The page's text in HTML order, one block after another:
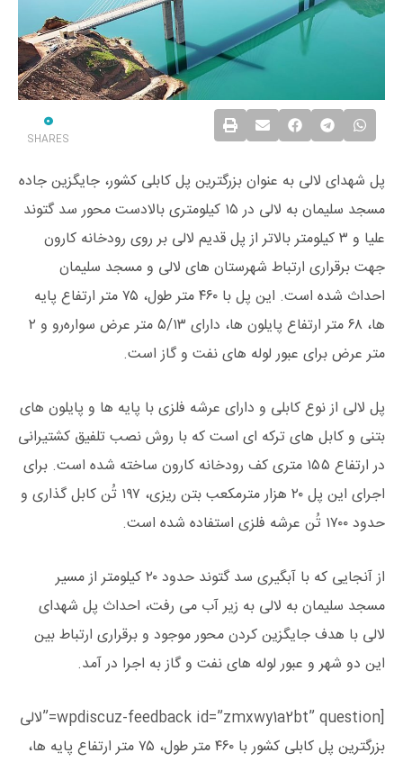
0
SHARES
پل شهدای لالی به عنوان بزرگترین پل کابلی کشور، جایگزین جاده
مسجد سلیمان به لالی در ۱۵ کیلومتری بالادست محور سد گتوند
علیا و ۳ کیلومتر بالاتر از پل قدیم لالی بر روی رودخانه کارون
جهت برقراری ارتباط شهرستان ‌های لالی و مسجد سلیمان
احداث شده است. این پل با ۴۶۰ متر طول، ۷۵ متر ارتفاع پایه
‌ها، ۶۸ متر ارتفاع پایلون ‌ها، دارای ۵/۱۳ متر عرض سواره‌رو و ۲
متر عرض برای عبور لوله ‌های نفت و گاز است.
پل لالی از نوع کابلی و دارای عرشه فلزی با پایه ‌ها و پایلون‌ های
بتنی و کابل ‌های ترکه ‌ای است که با روش نصب تلفیق کشتیرانی
در ارتفاع ۱۵۵ متری کف رودخانه کارون ساخته شده است. برای
اجرای این پل ۲۰ هزار مترمکعب بتن ‌ریزی، ۱۹۷ تُن کابل ‌گذاری و
حدود ۱۷۰۰ تُن عرشه فلزی استفاده شده است.
از آنجایی که با آبگیری سد گتوند حدود ۲۰ کیلومتر از مسیر
مسجد سلیمان به لالی به زیر آب می رفت، احداث پل شهدای
لالی با هدف جایگزین کردن محور موجود و برقراری ارتباط بین
این دو شهر و عبور لوله‌ های نفت و گاز به اجرا در آمد.
[wpdiscuz-feedback id=”zmxwy1a2bt” question=”لالی
بزرگترین پل کابلی کشور با ۴۶۰ متر طول، ۷۵ متر ارتفاع پایه ‌ها،